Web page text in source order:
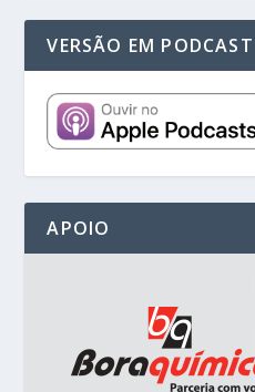
VERSÃO EM PODCAST
APOIO